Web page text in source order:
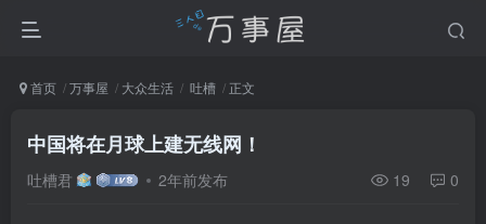
首页 万事屋 大众生活 吐槽 正文
中国将在月球上建无线网！
吐槽君 2年前发布 19 0